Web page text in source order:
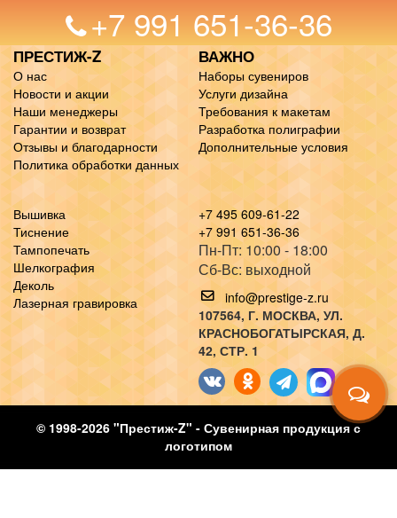
+7 991 651-36-36
ПРЕСТИЖ-Z
О нас
Новости и акции
Наши менеджеры
Гарантии и возврат
Отзывы и благодарности
Политика обработки данных
ВАЖНО
Наборы сувениров
Услуги дизайна
Требования к макетам
Разработка полиграфии
Дополнительные условия
Вышивка
Тиснение
Тампопечать
Шелкография
Деколь
Лазерная гравировка
+7 495 609-61-22
+7 991 651-36-36
Пн-Пт: 10:00 - 18:00
Сб-Вс: выходной
info@prestige-z.ru
107564, Г. МОСКВА, УЛ.
КРАСНОБОГАТЫРСКАЯ, Д.
42, СТР. 1
© 1998-2026 "Престиж-Z" - Сувенирная продукция с
логотипом